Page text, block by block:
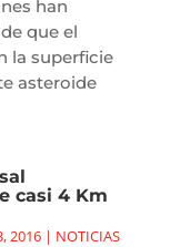
han
que el
la superficie
asteroide
casi 4 Km
2016| NOTICIAS